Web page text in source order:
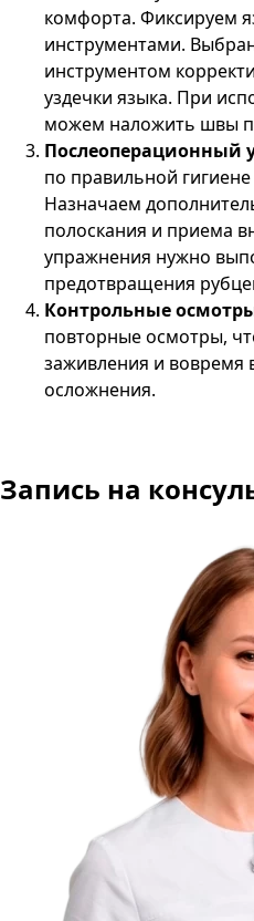
комфорта. Фиксируем
инструментами.
инструментом
уздечки языка. При
можем наложить швы
Послеоперационный
по правильной
Назначаем
полоскания и приема
упражнения нужно
предотвращения
Контрольные
повторные осмотры,
заживления и вовремя
осложнения.
Запись на